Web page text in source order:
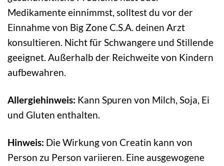
Medikamente einnimmst, solltest du vor der
Einnahme von Big Zone C.S.A. deinen Arzt
konsultieren. Nicht für Schwangere und Stillende
geeignet. Außerhalb der Reichweite von Kindern
aufbewahren.
Allergiehinweis: Kann Spuren von Milch, Soja, Ei
und Gluten enthalten.
Hinweis: Die Wirkung von Creatin kann von
Person zu Person variieren. Eine ausgewogene